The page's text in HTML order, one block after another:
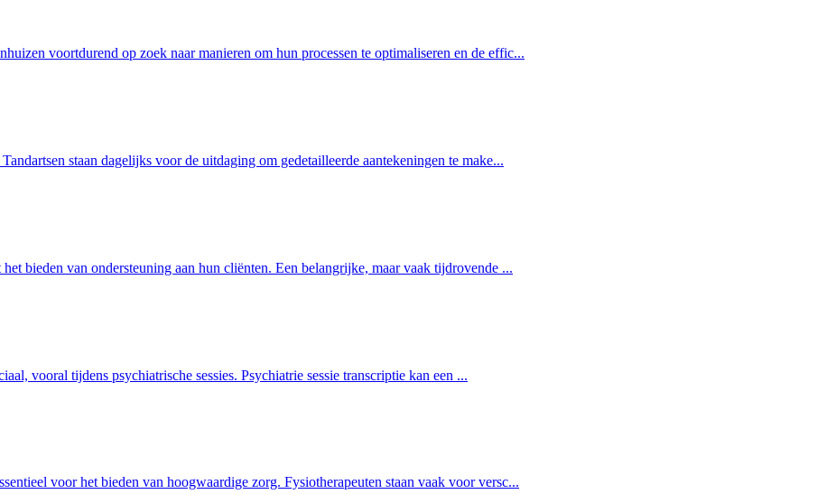
voortdurend op zoek naar manieren om hun processen te optimaliseren en de effic...
staan dagelijks voor de uitdaging om gedetailleerde aantekeningen te make...
bieden van ondersteuning aan hun cliënten. Een belangrijke, maar vaak tijdrovende ...
vooral tijdens psychiatrische sessies. Psychiatrie sessie transcriptie kan een ...
voor het bieden van hoogwaardige zorg. Fysiotherapeuten staan vaak voor versc...